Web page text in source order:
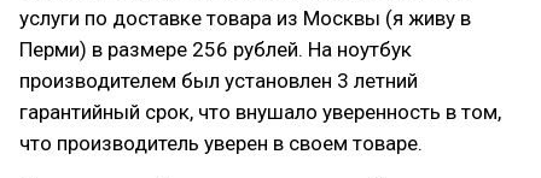
услуги по доставке товара из Москвы (я живу в
Перми) в размере 256 рублей. На ноутбук
производителем был установлен 3 летний
гарантийный срок, что внушало уверенность в том,
что производитель уверен в своем товаре.